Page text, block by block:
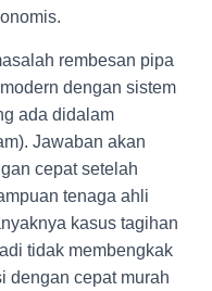
rembesan pipa
dengan sistem
ada didalam
Jawaban akan
cepat setelah
tenaga ahli
kasus tagihan
tidak membengkak
dengan cepat murah